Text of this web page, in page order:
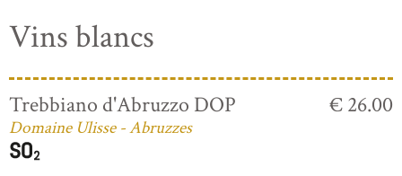
Vins blancs
Trebbiano d'Abruzzo DOP
Domaine Ulisse - Abruzzes
€ 26.00